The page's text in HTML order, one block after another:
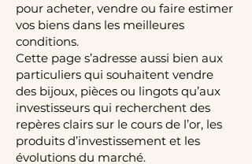
pour acheter, vendre ou faire estimer
vos biens dans les meilleures
conditions.
Cette page s’adresse aussi bien aux
particuliers qui souhaitent vendre
des bijoux, pièces ou lingots qu’aux
investisseurs qui recherchent des
repères clairs sur le cours de l’or, les
produits d’investissement et les
évolutions du marché.